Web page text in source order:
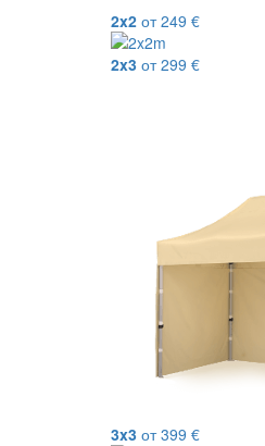
2x2 от249 €
2x3 от299 €
3x3 от399 €